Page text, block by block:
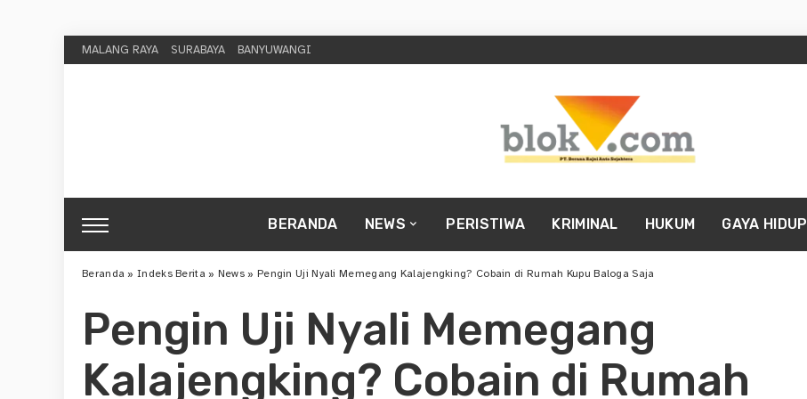
MALANG RAYA SURABAYA BANYUWANGI
BERANDA NEWS PERISTIWA KRIMINAL HUKUM GAYA HIDUP
Beranda »Indeks Berita » News » Pengin Uji Nyali Memegang Kalajengking? Cobain di Rumah Kupu Baloga Saja
Pengin Uji Nyali Memegang
Kalajengking? Cobain di Rumah